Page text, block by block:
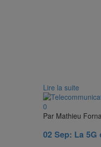
Lire la suite
0
Par Mathieu
02 Sep: La 5G